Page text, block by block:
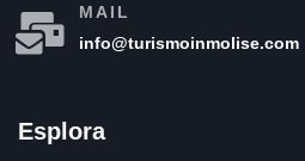
MAIL
info@turismoinmolise.com
Esplora